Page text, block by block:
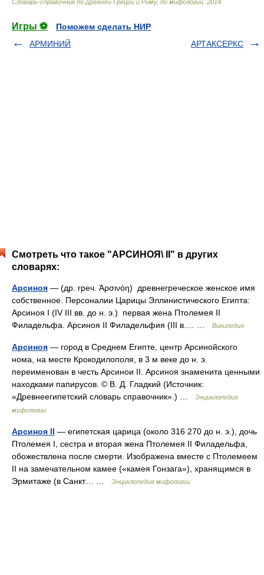
Cловарь-справочник по Древней Греции и Риму, по мифологии 2014
Игры ⚽
Поможем сделать НИР
АРМИНИЙ
АРТАКСЕРКС
Смотреть что такое "АРСИНОЯ\ II" в других
словарях:
Арсиноя — (др. греч. Ἀρσινόη) древнегреческое женское имя
собственное. Персоналии Царицы Эллинистического Египта:
Арсиноя I (IV III вв. до н. э.) первая жена Птолемея II
Филадельфа. Арсиноя II Филадельфия (III в.… …
Википедия
Арсиноя — город в Среднем Египте, центр Арсинойского
нома, на месте Крокодилополя, в 3 м веке до н. э.
переименован в честь Арсинои II. Арсиноя знаменита ценными
находками папирусов. © В. Д. Гладкий (Источник:
«Древнеегипетский словарь справочник».) …
Энциклопедия
мифологии
Арсиноя II — египетская царица (около 316 270 до н. э.), дочь
Птолемея I, сестра и вторая жена Птолемея II Филадельфа,
обожествлена после смерти. Изображена вместе с Птолемеем
II на замечательном камее («камея Гонзага»), хранящимся в
Эрмитаже (в Санкт… …
Энциклопедия мифологии